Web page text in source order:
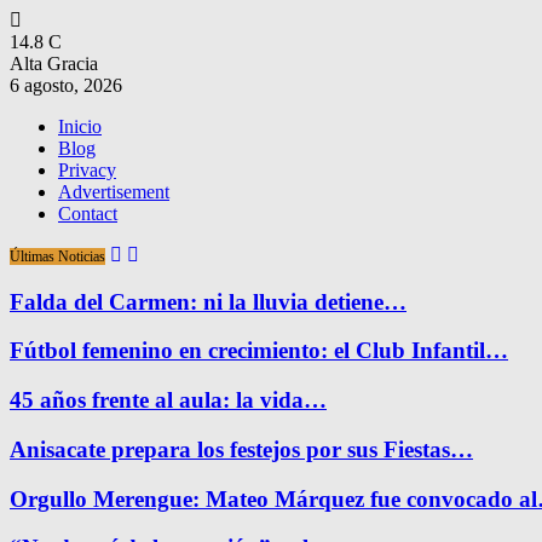
14.8 C
Alta Gracia
6 agosto, 2026
Inicio
Blog
Privacy
Advertisement
Contact
Últimas Noticias
Falda del Carmen: ni la lluvia detiene…
Fútbol femenino en crecimiento: el Club Infantil…
45 años frente al aula: la vida…
Anisacate prepara los festejos por sus Fiestas…
Orgullo Merengue: Mateo Márquez fue convocado